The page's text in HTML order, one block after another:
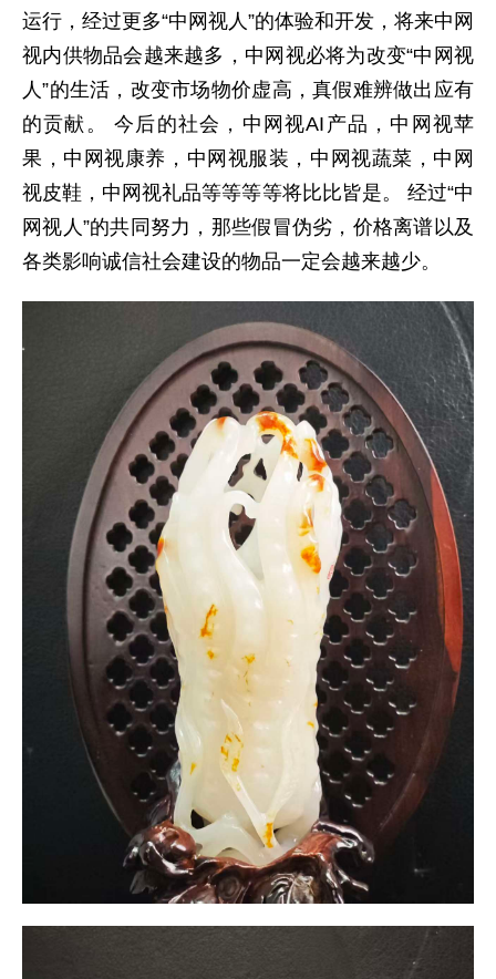
运行，经过更多“中网视人”的体验和开发，将来中网
视内供物品会越来越多，中网视必将为改变“中网视
人”的生活，改变市场物价虚高，真假难辨做出应有
的贡献。 今后的社会，中网视AI产品，中网视苹
果，中网视康养，中网视服装，中网视蔬菜，中网
视皮鞋，中网视礼品等等等等将比比皆是。 经过“中
网视人”的共同努力，那些假冒伪劣，价格离谱以及
各类影响诚信社会建设的物品一定会越来越少。